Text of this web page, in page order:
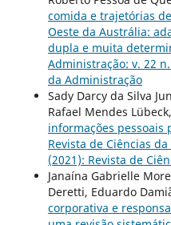
comida e trajetórias
Oeste da Austrália:
dupla e muita
Administração: v. 22
da Administração
Sady Darcy da Silva
Rafael Mendes Lübeck,
informações pessoais
Revista de Ciências
(2021): Revista de
Janaína Gabrielle
Deretti, Eduardo
corporativa e